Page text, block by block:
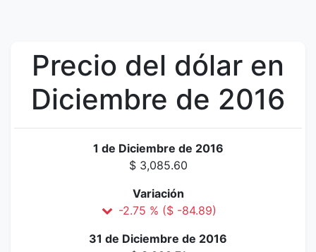
Precio del dólar en
Diciembre de 2016
1 de Diciembre de 2016
$ 3,085.60
Variación
-2.75 % ($ -84.89)
31 de Diciembre de 2016